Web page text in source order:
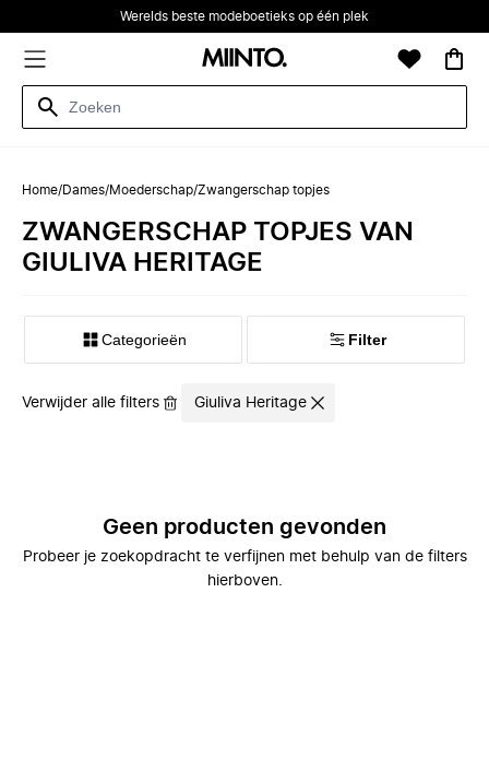
Werelds beste modeboetieks op één plek
Home/Dames/Moederschap/Zwangerschap topjes
ZWANGERSCHAP TOPJES VAN
GIULIVA HERITAGE
Categorieën Filter
Verwijder alle filters Giuliva Heritage
Geen producten gevonden
Probeer je zoekopdracht te verfijnen met behulp van de filters
hierboven.